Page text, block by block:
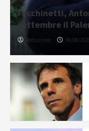
Facchinetti,
settembre il
Redazione 06/08/